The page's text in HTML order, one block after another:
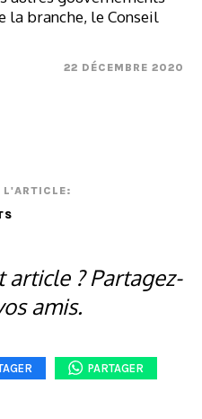
la branche, le Conseil
22 DÉCEMBRE 2020
L'ARTICLE:
article ? Partagez-
amis.
PARTAGER